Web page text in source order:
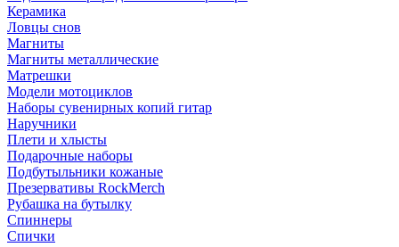
Керамика
Ловцы снов
Магниты
Магниты металлические
Матрешки
Модели мотоциклов
Наборы сувенирных копий гитар
Наручники
Плети и хлысты
Подарочные наборы
Подбутыльники кожаные
Презервативы RockMerch
Рубашка на бутылку
Спиннеры
Спички